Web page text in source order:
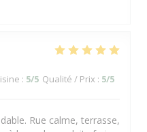
: 5/5 Qualité / Prix : 5/5
Rue calme, terrasse,